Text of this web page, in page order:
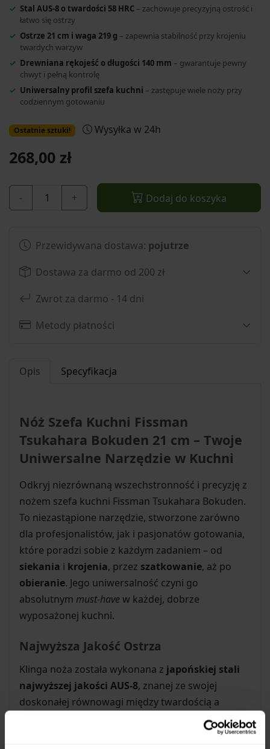
Stal AUS-8 o twardości 58 HRC – zachowuje precyzyjną ostrość i
łatwo się ostrzy
Ostrze 21 cm i waga 219 g – zapewnia stabilność przy krojeniu
twardych warzyw
Drewniana rękojeść o długości 140 mm – gwarantuje pewny
chwyt i pełną kontrolę
Uniwersalny profil szefa kuchni – zastępuje wiele noży przy
codziennym gotowaniu
Ostatnie sztuki! Wysyłka w 24h
268,00 zł
- + Dodaj do koszyka
Przewidywana dostawa: pojutrze
Dostawa za darmo od 200 zł
Zwrot za darmo - 14 dni
Metody płatności
Opis Specyfikacja
Nóż Szefa Kuchni Fissman
Tsukahara Bokuden 21 cm – Twoje
Uniwersalne Narzędzie w Kuchni
Odkryj niezrównaną wszechstronność i precyzję z
nożem szefa kuchni Fissman Tsukahara Bokuden.
To niezastąpione narzędzie, stworzone zarówno
dla profesjonalistów, jak i pasjonatów gotowania,
które poradzi sobie z każdym zadaniem – od
siekania i krojenia, przez szatkowanie, aż po
obieranie. Jego uniwersalność czyni go
absolutnym must-havew każdej, dobrze
wyposażonej kuchni.
Najwyższa Jakość Ostrza
Klinga noża została wykonana z japońskiej stali
najwyższej jakości AUS-8, znanej ze swojej
doskonałej równowagi między twardością a
długotrwałą
, zapewniając